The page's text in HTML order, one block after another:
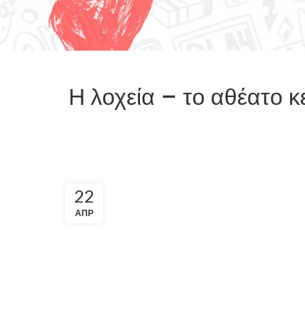
Η λοχεία – το αθέατο
22
ΑΠΡ